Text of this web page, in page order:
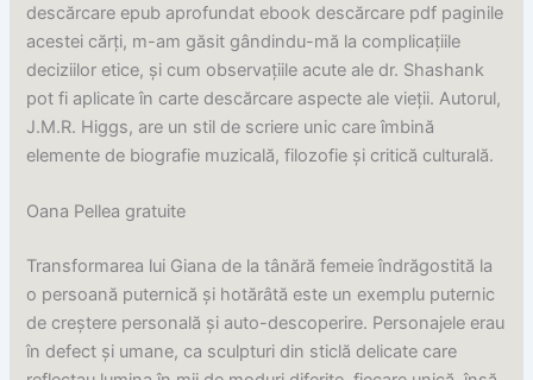
descărcare epub aprofundat ebook descărcare pdf paginile
acestei cărți, m-am găsit gândindu-mă la complicațiile
deciziilor etice, și cum observațiile acute ale dr. Shashank
pot fi aplicate în carte descărcare aspecte ale vieții. Autorul,
J.M.R. Higgs, are un stil de scriere unic care îmbină
elemente de biografie muzicală, filozofie și critică culturală.
Oana Pellea gratuite
Transformarea lui Giana de la tânără femeie îndrăgostită la
o persoană puternică și hotărâtă este un exemplu puternic
de creștere personală și auto-descoperire. Personajele erau
în defect și umane, ca sculpturi din sticlă delicate care